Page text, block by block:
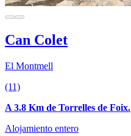
Can Colet
El Montmell
(11)
A 3.8 Km de Torrelles de Foix.
Alojamiento entero